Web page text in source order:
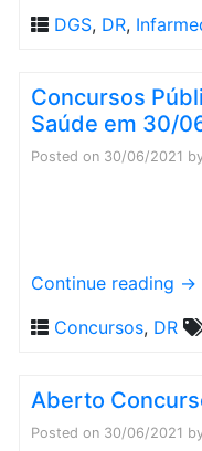
DGS, DR,
Concursos
Saúde em 30/
Posted on 30/06/2021
Continue reading →
Concursos, DR
Aberto
Posted on 30/06/2021